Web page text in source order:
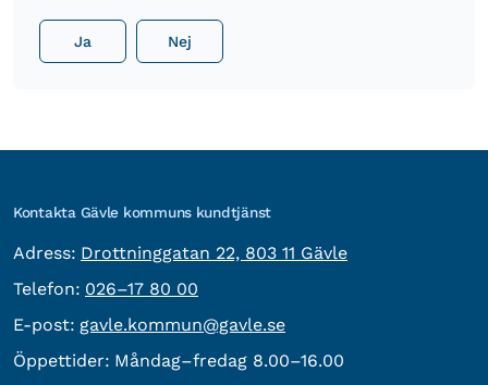
Ja Nej
Kontakta Gävle kommuns kundtjänst
Adress: besöksadress:
Drottninggatan 22, 803 11 Gävle
Telefon: Telefon:
026–17 80 00
E-post: E-post:
gavle.kommun@gavle.se
Öppettider: Måndag–fredag 8.00–16.00